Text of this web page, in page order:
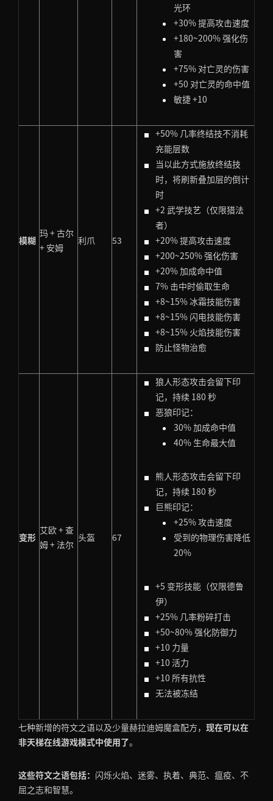
光环
+30% 提高攻击速度
+180~200% 强化伤
害
+75% 对亡灵的伤害
+50 对亡灵的命中值
敏捷 +10
模糊
玛 + 古尔
+ 安姆
利爪 53
+50% 几率终结技不消耗
充能层数
当以此方式施放终结技
时，将刷新叠加层的倒计
时
+2 武学技艺（仅限猎法
者）
+20% 提高攻击速度
+200~250% 强化伤害
+20% 加成命中值
7% 击中时偷取生命
+8~15% 冰霜技能伤害
+8~15% 闪电技能伤害
+8~15% 火焰技能伤害
防止怪物治愈
变形
艾欧 + 查
姆 + 法尔
头盔 67
狼人形态攻击会留下印
记，持续 180 秒
恶狼印记：
30% 加成命中值
40% 生命最大值
熊人形态攻击会留下印
记，持续 180 秒
巨熊印记：
+25% 攻击速度
受到的物理伤害降低
20%
+5 变形技能（仅限德鲁
伊）
+25% 几率粉碎打击
+50~80% 强化防御力
+10 力量
+10 活力
+10 所有抗性
无法被冻结
七种新增的符文之语以及少量赫拉迪姆魔盒配方， 现在可以在
非天梯在线游戏模式中使用了。
这些符文之语包括： 闪烁火焰、迷雾、执着、典范、瘟疫、不
屈之志和智慧。